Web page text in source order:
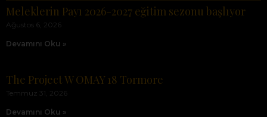
Meleklerin Payı 2026-2027 eğitim sezonu başlıyor
Ağustos 6, 2026
Devamını Oku »
The Project W OMAY 18 Tormore
Temmuz 31, 2026
Devamını Oku »